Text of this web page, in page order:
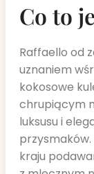
Co to
Raffaello od
uznaniem
kokosowe
chrupiącym
luksusu i
kraju